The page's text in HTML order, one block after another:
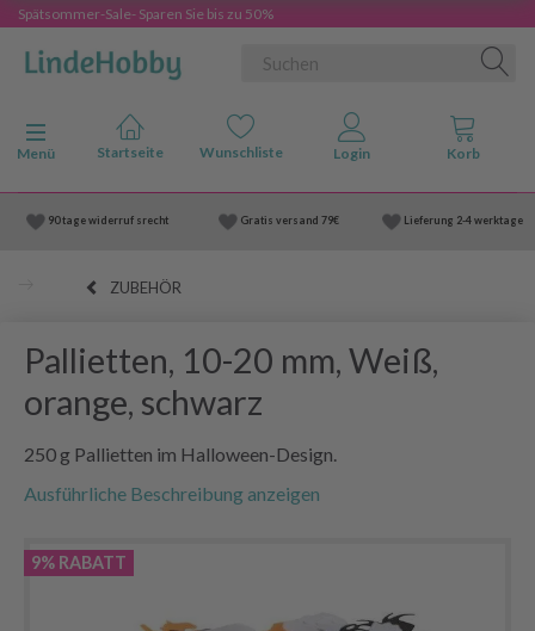
Spätsommer-Sale- Sparen Sie bis zu 50%
Anzeige ändern
Menü
90 tage widerruf srecht Gratis versand 79€ Lieferung 2-4 werktage
ZUBEHÖR
Pallietten, 10-20 mm, Weiß,
orange, schwarz
250 g Pallietten im Halloween-Design.
Ausführliche Beschreibung anzeigen
9% RABATT